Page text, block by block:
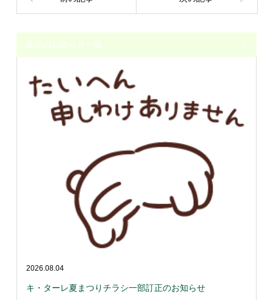
最近のお知らせ一覧
2026.08.04
キ・ターレ夏まつりチラシ一部訂正のお知らせ